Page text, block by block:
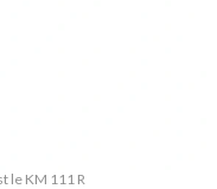
le KM 111 R